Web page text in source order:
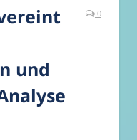
vereint
und
0